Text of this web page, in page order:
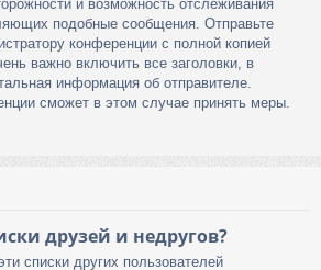
и возможность отслеживания
подобные сообщения. Отправьте
конференции с полной копией
важно включить все заголовки, в
информация об отправителе.
сможет в этом случае принять меры.
друзей и недругов?
списки других пользователей